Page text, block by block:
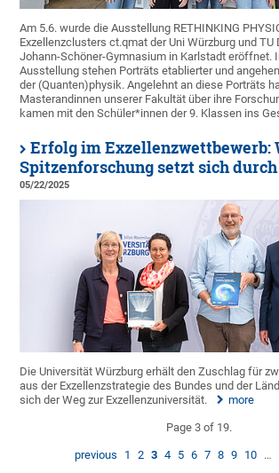
Am 5.6. wurde die Ausstellung RETHINKING
Exzellenzclusters ct.qmat der Uni Würzburg und TU
Johann-Schöner-Gymnasium in Karlstadt eröffnet.
Ausstellung stehen Porträts etablierter und
der (Quanten)physik. Angelehnt an diese Porträts
Masterandinnen unserer Fakultät über ihre
kamen mit den Schüler*innen der 9. Klassen ins
Erfolg im Exzellenzwettbewerb:
Spitzenforschung setzt sich durch
05/22/2025
Die Universität Würzburg erhält den Zuschlag für
aus der Exzellenzstrategie des Bundes und der
sich der Weg zur Exzellenzuniversität.
more
Page 3 of 19.
previous 1 2 3 4 5 6 7 8 9 10 …